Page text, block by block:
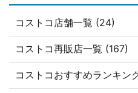
コストコ店舗一覧 (24)
コストコ再販店一覧 (167)
コストコおすすめランキン